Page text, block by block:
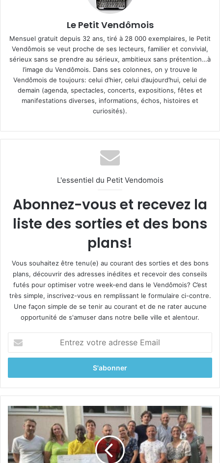
Le Petit Vendômois
Mensuel gratuit depuis 32 ans, tiré à 28 000 exemplaires, le Petit
Vendômois se veut proche de ses lecteurs, familier et convivial,
sérieux sans se prendre au sérieux, ambitieux sans prétention…à
l’image du Vendômois. Dans ses colonnes, on y trouve le
Vendômois de toujours: celui d’hier, celui d’aujourd’hui, celui de
demain (agenda, spectacles, concerts, expositions, fêtes et
manifestations diverses, informations, échos, histoires et
curiosités).
L'essentiel du Petit Vendomois
Abonnez-vous et recevez la
liste des sorties et des bons
plans!
Vous souhaitez être tenu(e) au courant des sorties et des bons
plans, découvrir des adresses inédites et recevoir des conseils
futés pour optimiser votre week-end dans le Vendômois? C’est
très simple, inscrivez-vous en remplissant le formulaire ci-contre.
Une façon simple de se tenir au courant et de ne rater aucune
opportunité de s'amuser dans notre belle ville et alentour.
t
e
z
o
a
U
e